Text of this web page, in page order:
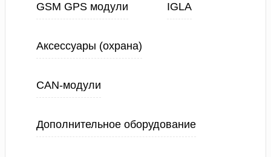
GSM GPS модули IGLA
Аксессуары (охрана)
CAN-модули
Дополнительное оборудование